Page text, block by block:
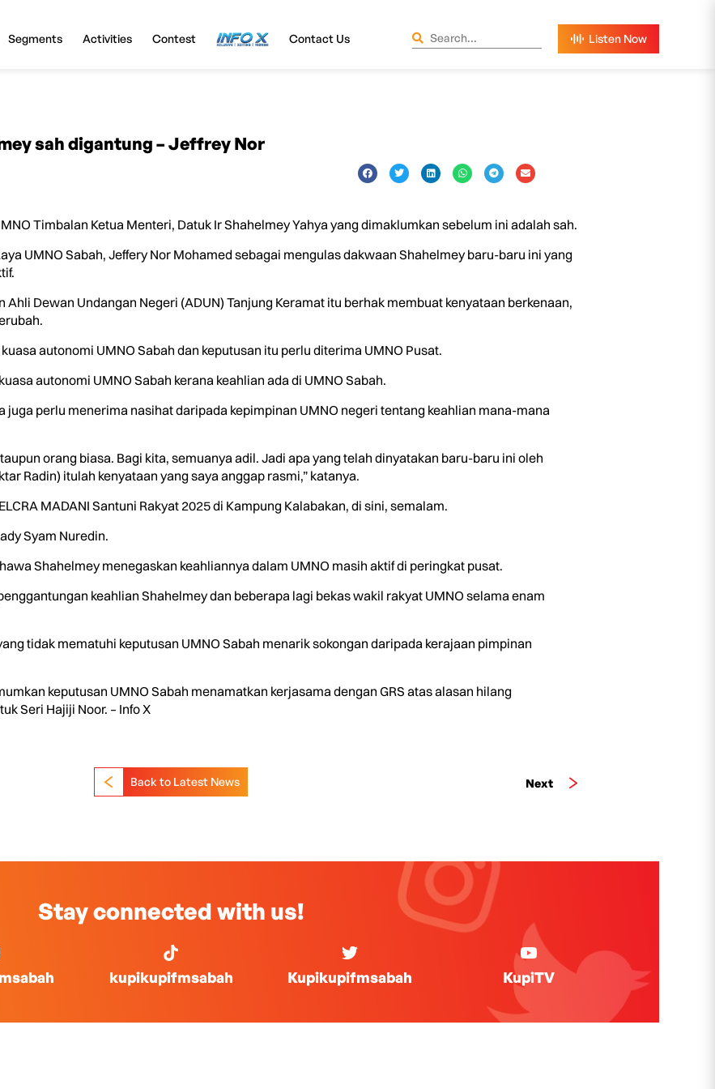
Segments Activities Contest InfoX Contact Us
sah digantung – Jeffrey Nor
Timbalan Ketua Menteri, Datuk Ir Shahelmey Yahya yang dimaklumkan sebelum ini adalah sah.
UMNO Sabah, Jeffery Nor Mohamed sebagai mengulas dakwaan Shahelmey baru-baru ini yang
Dewan Undangan Negeri (ADUN) Tanjung Keramat itu berhak membuat kenyataan berkenaan,
autonomi UMNO Sabah dan keputusan itu perlu diterima UMNO Pusat.
autonomi UMNO Sabah kerana keahlian ada di UMNO Sabah.
juga perlu menerima nasihat daripada kepimpinan UMNO negeri tentang keahlian mana-mana
orang biasa. Bagi kita, semuanya adil. Jadi apa yang telah dinyatakan baru-baru ini oleh
Radin) itulah kenyataan yang saya anggap rasmi,” katanya.
MADANI Santuni Rakyat 2025 di Kampung Kalabakan, di sini, semalam.
Syam Nuredin.
Shahelmey menegaskan keahliannya dalam UMNO masih aktif di peringkat pusat.
keahlian Shahelmey dan beberapa lagi bekas wakil rakyat UMNO selama enam
tidak mematuhi keputusan UMNO Sabah menarik sokongan daripada kerajaan pimpinan
keputusan UMNO Sabah menamatkan kerjasama dengan GRS atas alasan hilang
Seri Hajiji Noor. – Info X
Next
Back to Latest News
Stay connected with us!
kupikupifmsabah Kupikupifmsabah KupiTV